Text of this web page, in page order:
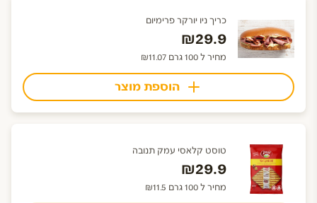
כריך ניו יורקר פרימיום
₪29.9
מחיר ל 100 גרם ₪11.07
הוספת מוצר
טוסט קלאסי עמק תנובה
₪29.9
מחיר ל 100 גרם ₪11.5